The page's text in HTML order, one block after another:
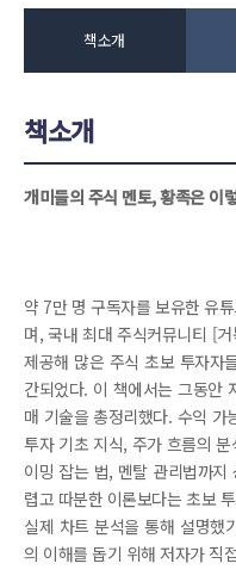
책소개
책소개
개미들의 주식 멘토, 황족은 이
약 7만 명 구독자를 보유한 유
며, 국내 최대 주식커뮤니티 [
제공해 많은 주식 초보 투자자
간되었다. 이 책에서는 그동안
매 기술을 총정리했다. 수익 가
투자 기초 지식, 주가 흐름의
이밍 잡는 법, 멘탈 관리법까지
렵고 따분한 이론보다는 초보
실제 차트 분석을 통해 설명했
의 이해를 돕기 위해 저자가 직